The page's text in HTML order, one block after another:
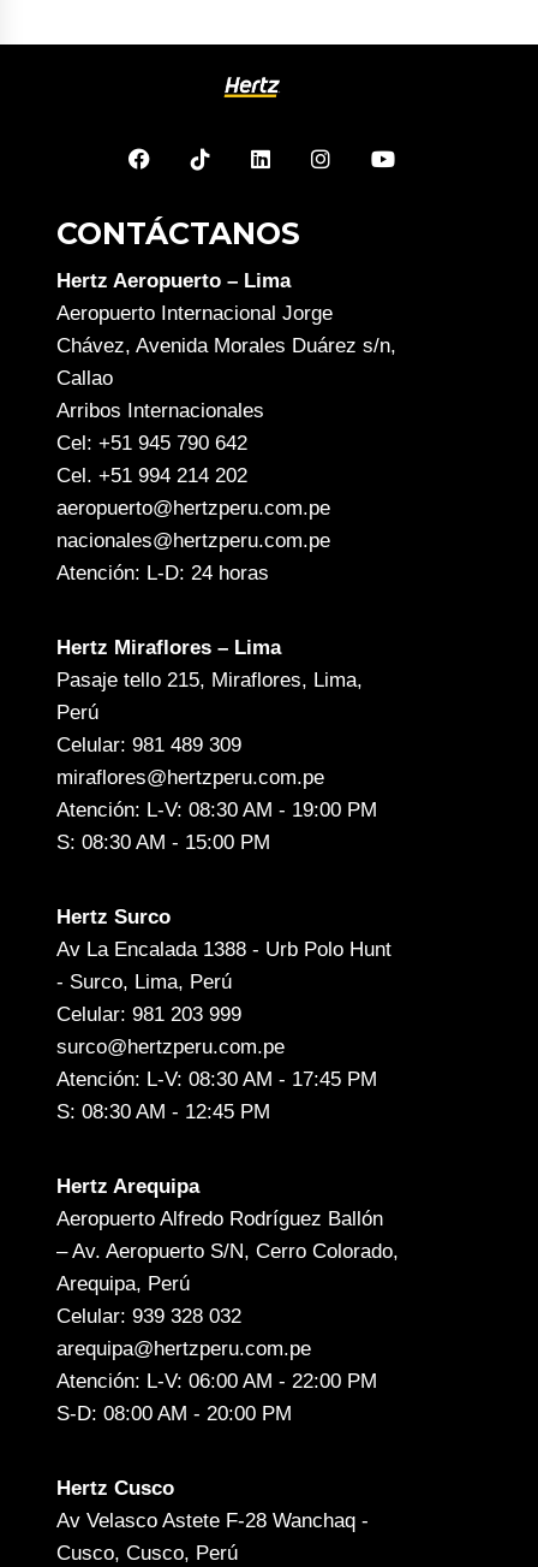
CONTÁCTANOS
Hertz Aeropuerto – Lima
Aeropuerto Internacional Jorge
Chávez, Avenida Morales Duárez s/n,
Callao
Arribos Internacionales
Cel: +51 945 790 642
Cel. +51 994 214 202
aeropuerto@hertzperu.com.pe
nacionales@hertzperu.com.pe
Atención: L-D: 24 horas
Hertz Miraflores – Lima
Pasaje tello 215, Miraflores, Lima,
Perú
Celular: 981 489 309
miraflores@hertzperu.com.pe
Atención: L-V: 08:30 AM - 19:00 PM
S: 08:30 AM - 15:00 PM
Hertz Surco
Av La Encalada 1388 - Urb Polo Hunt
- Surco, Lima, Perú
Celular: 981 203 999
surco@hertzperu.com.pe
Atención: L-V: 08:30 AM - 17:45 PM
S: 08:30 AM - 12:45 PM
Hertz Arequipa
Aeropuerto Alfredo Rodríguez Ballón
– Av. Aeropuerto S/N, Cerro Colorado,
Arequipa, Perú
Celular: 939 328 032
arequipa@hertzperu.com.pe
Atención: L-V: 06:00 AM - 22:00 PM
S-D: 08:00 AM - 20:00 PM
Hertz Cusco
Av Velasco Astete F-28 Wanchaq -
Cusco, Cusco, Perú